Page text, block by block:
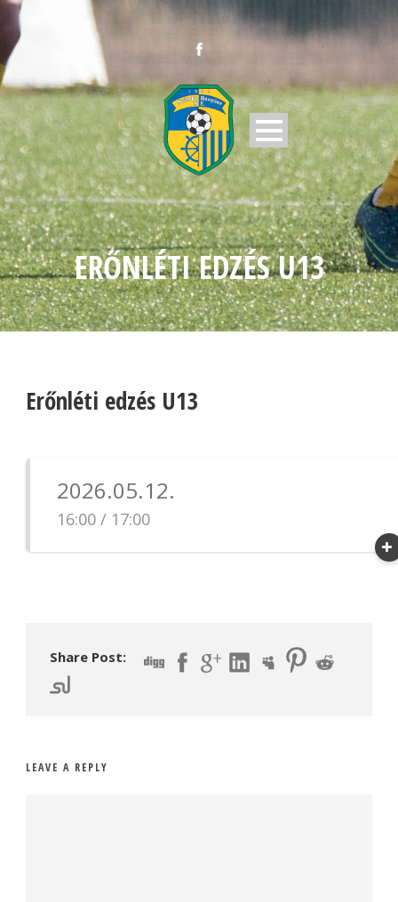
ERŐNLÉTI EDZÉS U13
Erőnléti edzés U13
2026.05.12.
16:00 / 17:00
Share Post:
LEAVE A REPLY